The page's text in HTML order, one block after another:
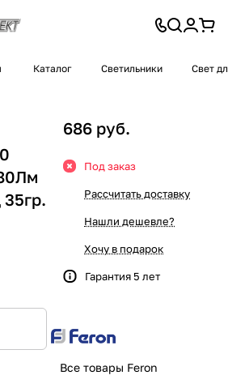
Каталог Светильники Свет
686 руб.
Под заказ
Рассчитать доставку
Нашли дешевле?
Хочу в подарок
Гарантия 5 лет
Все товары Feron